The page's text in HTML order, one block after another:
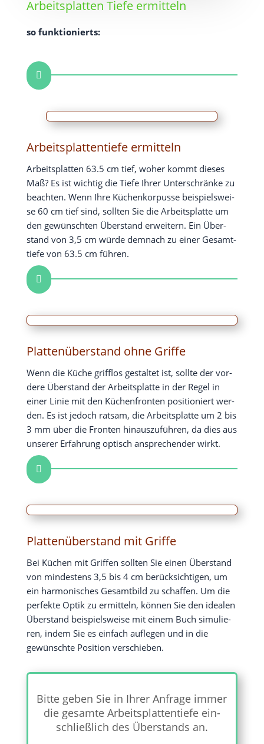
Arbeitsplatten Tiefe ermitteln
so funk­tio­nierts:

Arbeitsplattentiefe ermitteln
Arbeits­plat­ten 63.5 cm tief, woher kommt die­ses
Maß? Es ist wich­tig die Tie­fe Ihrer Unter­schrän­ke zu
beach­ten. Wenn Ihre Küchen­kor­pus­se bei­spiels­wei­
se 60 cm tief sind, soll­ten Sie die Arbeits­plat­te um
den gewünsch­ten Über­stand erwei­tern. Ein Über­
stand von 3,5 cm wür­de dem­nach zu einer Gesamt­
tie­fe von 63.5 cm führen.

Plattenüberstand ohne Griffe
Wenn die Küche griff­los gestal­tet ist, soll­te der vor­
de­re Über­stand der Arbeits­plat­te in der Regel in
einer Linie mit den Küchen­fron­ten posi­tio­niert wer­
den. Es ist jedoch rat­sam, die Arbeits­plat­te um 2 bis
3 mm über die Fron­ten hin­aus­zu­füh­ren, da dies aus
unse­rer Erfah­rung optisch anspre­chen­der wirkt.

Plattenüberstand mit Griffe
Bei Küchen mit Grif­fen soll­ten Sie einen Über­stand
von min­des­tens 3,5 bis 4 cm berück­sich­ti­gen, um
ein har­mo­ni­sches Gesamt­bild zu schaf­fen. Um die
per­fek­te Optik zu ermit­teln, kön­nen Sie den idea­len
Über­stand bei­spiels­wei­se mit einem Buch simu­lie­
ren, indem Sie es ein­fach auf­le­gen und in die
gewünsch­te Posi­ti­on verschieben.
Bit­te geben Sie in Ihrer Anfra­ge immer
die gesam­te Arbeits­plat­ten­tie­fe ein­
schließ­lich des Über­stands an.